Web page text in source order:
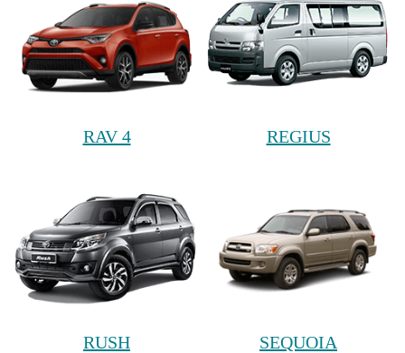
RAV 4 REGIUS
RUSH SEQUOIA